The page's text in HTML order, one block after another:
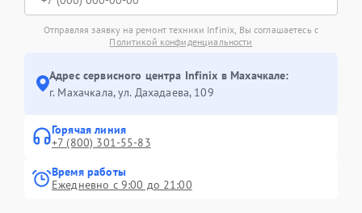
Отправляя заявку на ремонт техники Infinix, Вы соглашаетесь с
Политикой конфиденциальности
Адрес сервисного центра Infinix в Махачкале:
г. Махачкала, ул. Дахадаева, 109
Горячая линия
+7 (800) 301-55-83
Время работы
Ежедневно с 9:00 до 21:00